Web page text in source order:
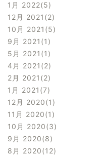
1月 2022 5
12月 2021 2
10月 2021 5
9月 2021 1
5月 2021 1
4月 2021 2
2月 2021 2
1月 2021 7
12月 2020 1
11月 2020 1
10月 2020 3
9月 2020 8
8月 2020 12